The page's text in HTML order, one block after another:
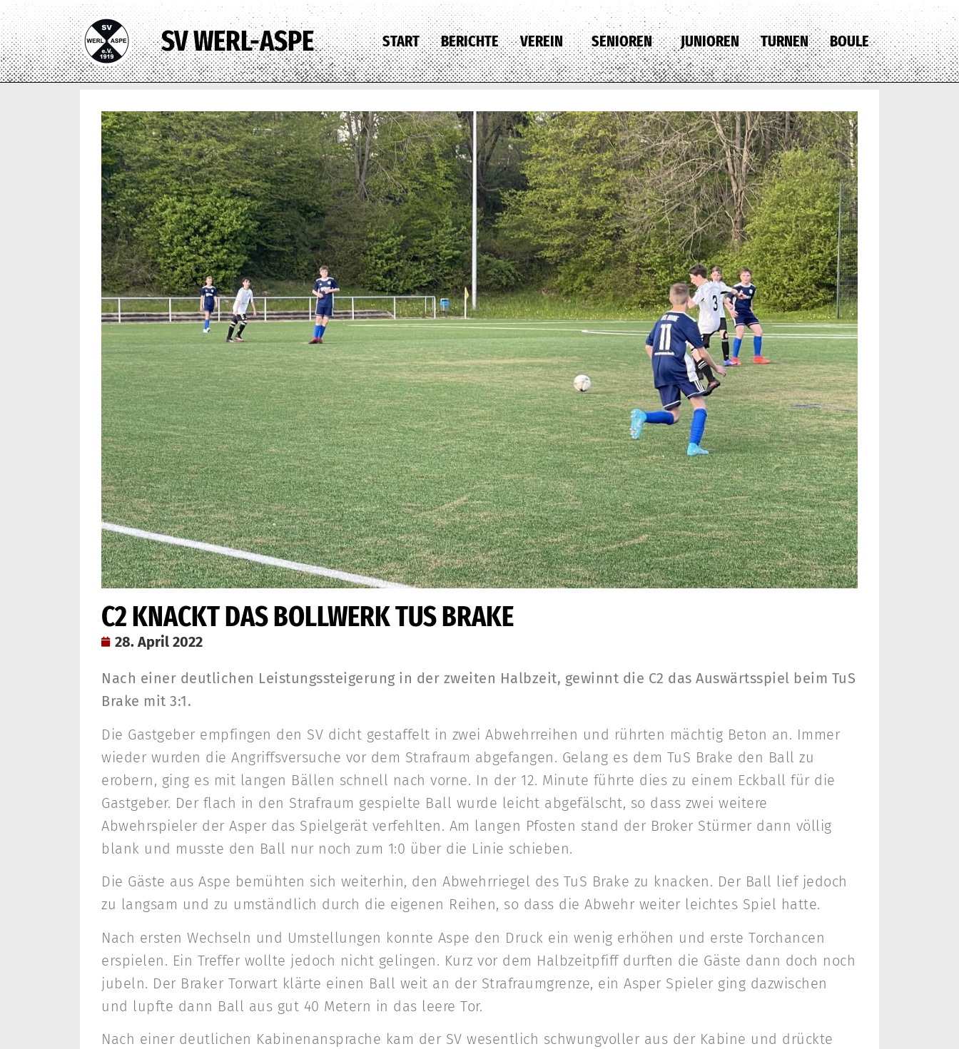
SV WERL-ASPE START BERICHTE VEREIN SENIOREN JUNIOREN TURNEN BOULE
C2 KNACKT DAS BOLLWERK TUS BRAKE
28. April 2022
Nach einer deutlichen Leistungssteigerung in der zweiten Halbzeit, gewinnt die C2 das Auswärtsspiel beim TuS
Brake mit 3:1.
Die Gastgeber empfingen den SV dicht gestaffelt in zwei Abwehrreihen und rührten mächtig Beton an. Immer
wieder wurden die Angriffsversuche vor dem Strafraum abgefangen. Gelang es dem TuS Brake den Ball zu
erobern, ging es mit langen Bällen schnell nach vorne. In der 12. Minute führte dies zu einem Eckball für die
Gastgeber. Der flach in den Strafraum gespielte Ball wurde leicht abgefälscht, so dass zwei weitere
Abwehrspieler der Asper das Spielgerät verfehlten. Am langen Pfosten stand der Broker Stürmer dann völlig
blank und musste den Ball nur noch zum 1:0 über die Linie schieben.
Die Gäste aus Aspe bemühten sich weiterhin, den Abwehrriegel des TuS Brake zu knacken. Der Ball lief jedoch
zu langsam und zu umständlich durch die eigenen Reihen, so dass die Abwehr weiter leichtes Spiel hatte.
Nach ersten Wechseln und Umstellungen konnte Aspe den Druck ein wenig erhöhen und erste Torchancen
erspielen. Ein Treffer wollte jedoch nicht gelingen. Kurz vor dem Halbzeitpfiff durften die Gäste dann doch noch
jubeln. Der Braker Torwart klärte einen Ball weit an der Strafraumgrenze, ein Asper Spieler ging dazwischen
und lupfte dann Ball aus gut 40 Metern in das leere Tor.
Nach einer deutlichen Kabinenansprache kam der SV wesentlich schwungvoller aus der Kabine und drückte